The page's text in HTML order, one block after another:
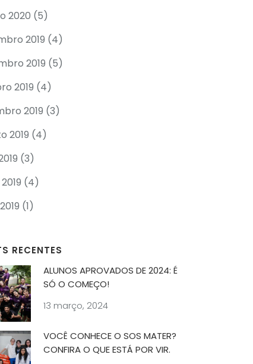
2020 (5)
2019 (4)
2019 (5)
2019 (4)
2019 (3)
2019 (4)
(3)
(4)
(1)
RECENTES
ALUNOS APROVADOS DE 2024: É
SÓ O COMEÇO!
13 março, 2024
VOCÊ CONHECE O SOS MATER?
CONFIRA O QUE ESTÁ POR VIR.